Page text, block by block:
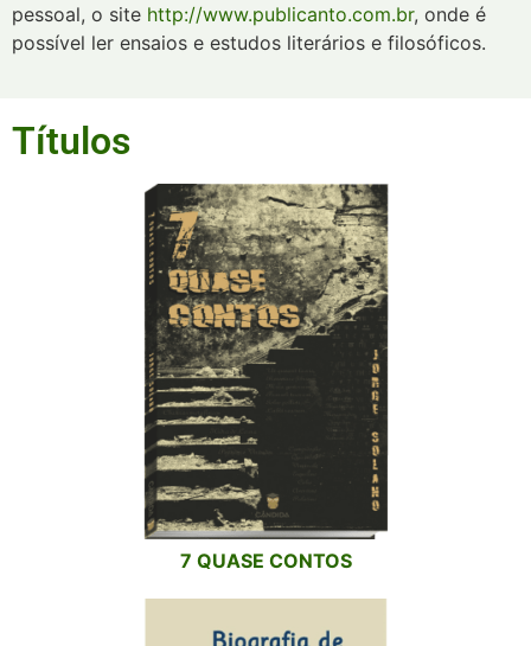
pessoal, o site http://www.publicanto.com.br, onde é
possível ler ensaios e estudos literários e filosóficos.
Títulos
7 QUASE CONTOS